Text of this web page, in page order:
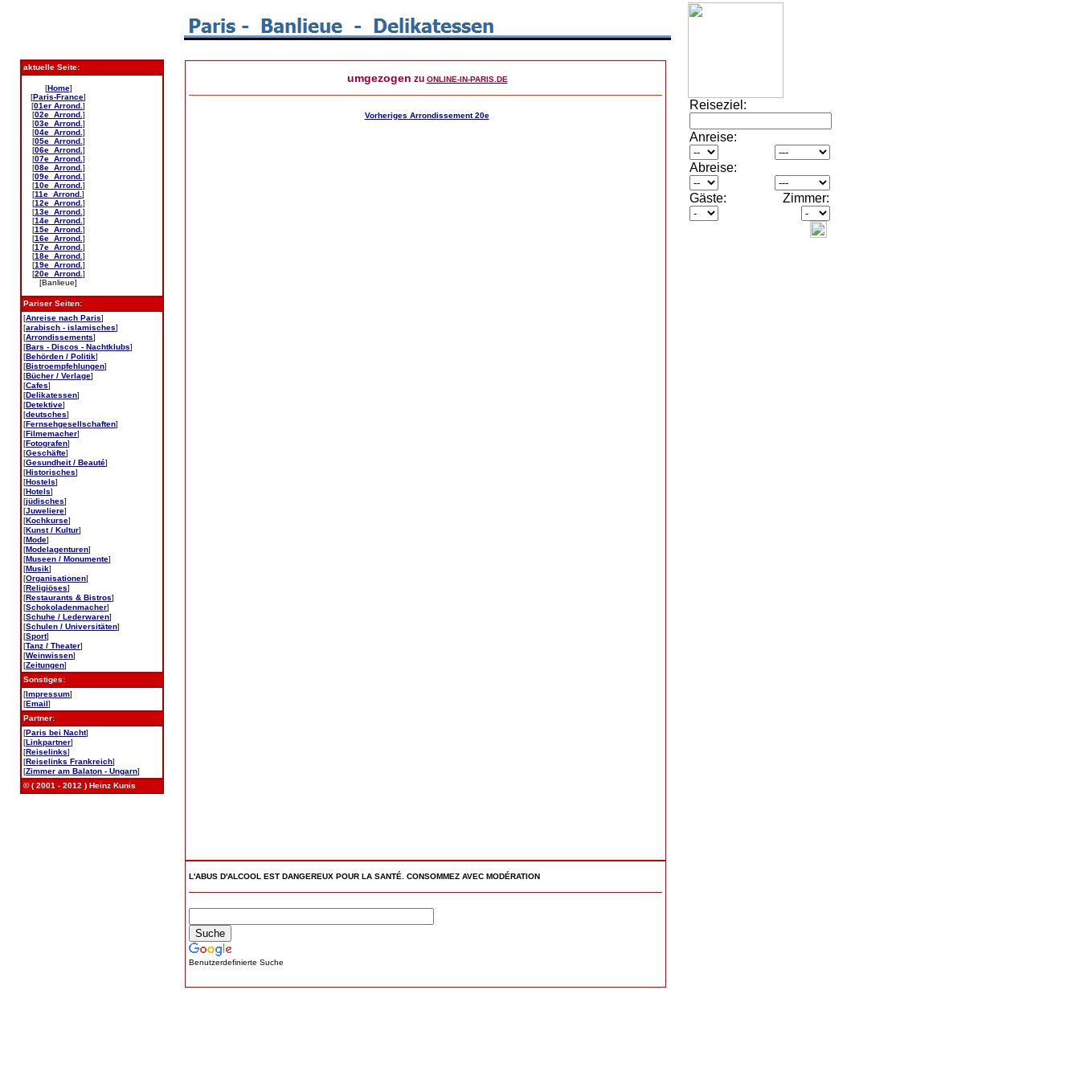
aktuelle Seite:
[Home]
[Paris-France]
[01er Arrond. ]
[02e Arrond. ]
[03e Arrond. ]
[04e Arrond. ]
[05e Arrond. ]
[06e Arrond. ]
[07e Arrond. ]
[08e Arrond. ]
[09e Arrond. ]
[10e Arrond. ]
[11e Arrond. ]
[12e Arrond. ]
[13e Arrond. ]
[14e Arrond. ]
[15e Arrond. ]
[16e Arrond. ]
[17e Arrond. ]
[18e Arrond. ]
[19e Arrond. ]
[20e Arrond. ]
[Banlieue]
Pariser Seiten:
[Anreise nach Paris]
[arabisch - islamisches]
[Arrondissements]
[Bars - Discos - Nachtklubs]
[Behörden / Politik]
[Bistroempfehlungen]
[Bücher / Verlage]
[Cafes]
[Delikatessen]
[Detektive]
[deutsches]
[Fernsehgesellschaften]
[Filmemacher]
[Fotografen]
[Geschäfte]
[Gesundheit / Beauté]
[Historisches]
[Hostels]
[Hotels]
[jüdisches]
[Juweliere]
[Kochkurse]
[Kunst / Kultur]
[Mode]
[Modelagenturen]
[Museen / Monumente]
[Musik]
[Organisationen]
[Religiöses]
[Restaurants & Bistros]
[Schokoladenmacher]
[Schuhe / Lederwaren]
[Schulen / Universitäten]
[Sport]
[Tanz / Theater]
[Weinwissen]
[Zeitungen]
Sonstiges:
[Impressum]
[Email]
Partner:
[Paris bei Nacht]
[Linkpartner]
[Reiselinks]
[Reiselinks Frankreich]
[Zimmer am Balaton - Ungarn]
© ( 2001 - 2012 ) Heinz Kunis
umgezogen zu ONLINE-IN-PARIS.DE
Vorheriges Arrondissement 20e
L'ABUS D'ALCOOL EST DANGEREUX POUR LA SANTÉ. CONSOMMEZ AVEC MODÉRATION
Benutzerdefinierte Suche
Reiseziel:
Anreise:
Abreise:
Gäste: Zimmer: